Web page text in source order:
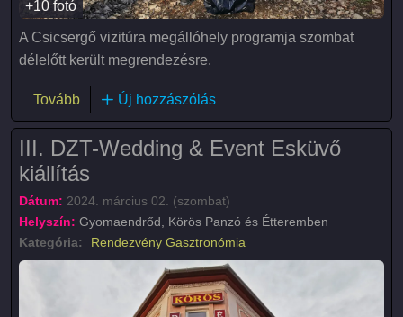
+10 fotó
A Csicsergő vizitúra megállóhely programja szombat
délelőtt került megrendezésre.
Tovább(Tavaszi nagytakarítás - takarítsuk ki együtt a
Új hozzászólás
III. DZT-Wedding & Event Esküvő
kiállítás
Dátum: 2024. március 02. (szombat)
Helyszín: Gyomaendrőd, Körös Panzó és Étteremben
Kategória:
Rendezvény Gasztronómia